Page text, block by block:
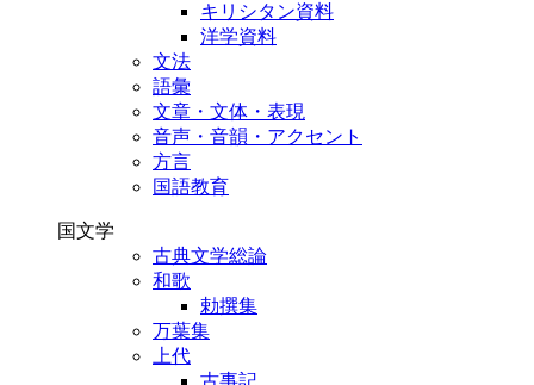
キリシタン資料
洋学資料
文法
語彙
文章・文体・表現
音声・音韻・アクセント
方言
国語教育
国文学
古典文学総論
和歌
勅撰集
万葉集
上代